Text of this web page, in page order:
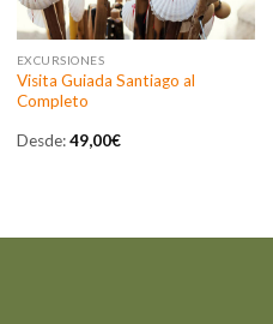
EXCURSIONES
Visita Guiada Santiago al
Completo
Desde:49,00€